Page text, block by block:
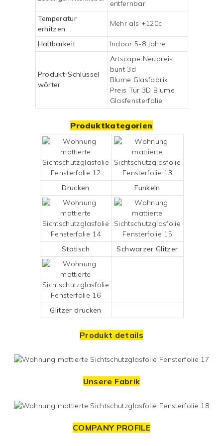
entfernbar
Temperatur
erhitzen
Mehr als +120c
Haltbarkeit Indoor 5-8 Jahre
Produkt-Schlüssel
wörter
Artscape Neupreis
bunt 3d
Blume Glasfabrik
Preis Tür 3D Blume
Glasfensterfolie
Produktkategorien
Drucken Funkeln
Statisch Schwarzer Glitzer
Glitzer drucken
Produkt details
Unsere Fabrik
COMPANY PROFILE